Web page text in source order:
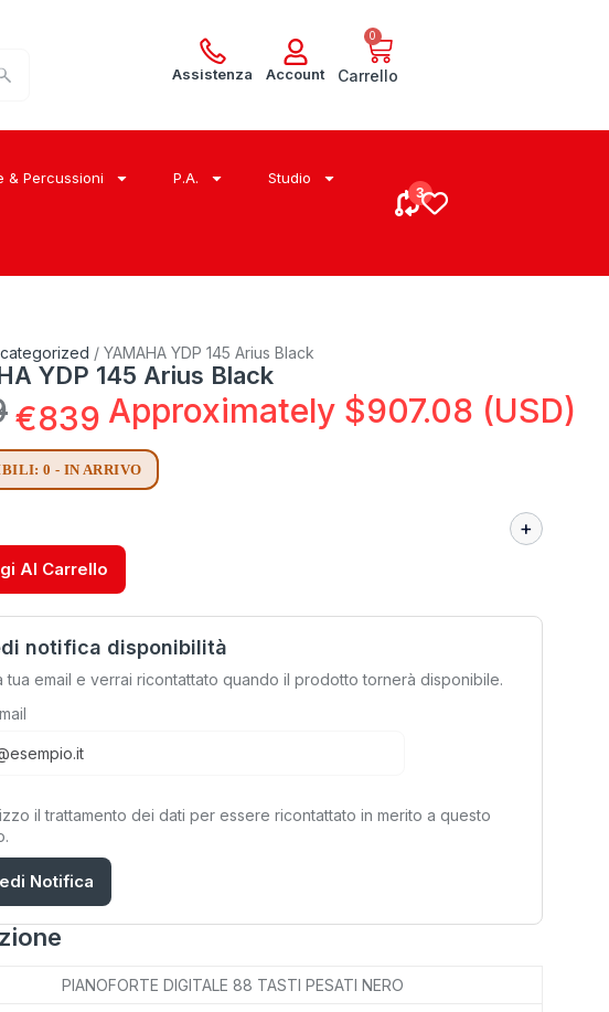
Assistenza Account
0
Carrello
& Percussioni P.A. Studio
/ YAMAHA YDP 145 Arius Black
YDP 145 Arius Black
€839 Approximately $907.08 (USD)
0 - IN ARRIVO
Al Carrello
notifica disponibilità
tua email e verrai ricontattato quando il prodotto tornerà disponibile.
il trattamento dei dati per essere ricontattato in merito a questo
Notifica
PIANOFORTE DIGITALE 88 TASTI PESATI NERO